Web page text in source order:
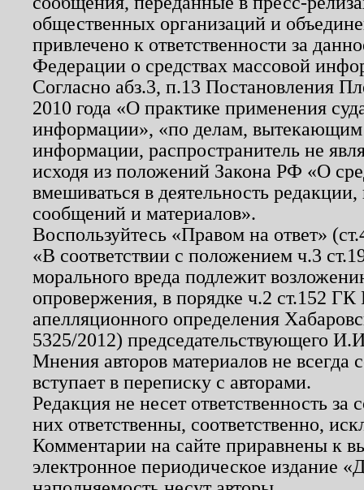
общественных организаций и
привлечено к ответственности за
Федерации о средствах массовой
Согласно абз.3, п.13 Постановления
2010 года «О практике применения
информации», «по делам, вытекающим
информации, распространитель не
исходя из положений Закона РФ «О
вмешиваться в деятельность
сообщений и материалов».
Воспользуйтесь «Правом на ответ»
«В соответствии с положением ч.3
морального вреда подлежит
опровержения, в порядке ч.2 ст.152
апелляционного определения
5325/2012) председательствующего
Мнения авторов материалов не
вступает в переписку с авторами.
Редакция не несет ответственность
них ответственны, соответственно,
Комментарии на сайте приравнены к
электронное периодическое издание